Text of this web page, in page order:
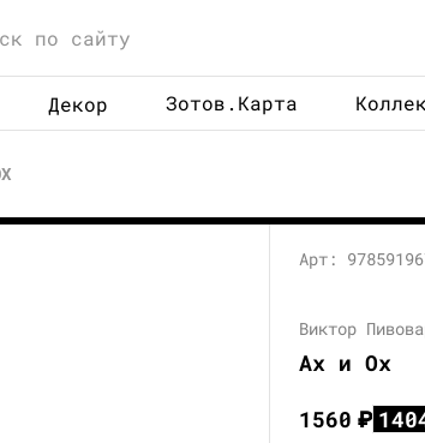
Декор Зотов.Карта
Арт:
Виктор
Ах и Ох
1560₽